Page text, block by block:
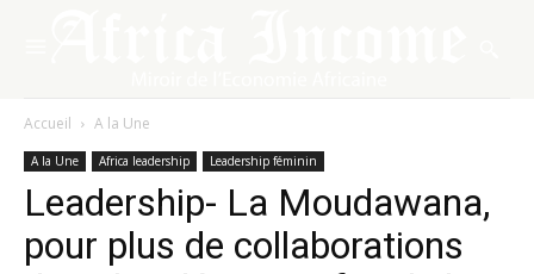
Accueil A la Une
A la Une Africa leadership Leadership féminin
Leadership- La Moudawana,
pour plus de collaborations